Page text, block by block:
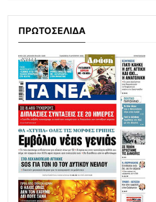
ΠΡΩΤΟΣΕΛΙΔΑ